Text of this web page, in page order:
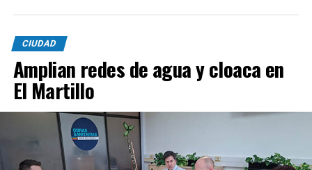
CIUDAD
Amplian redes de agua y cloaca en
El Martillo